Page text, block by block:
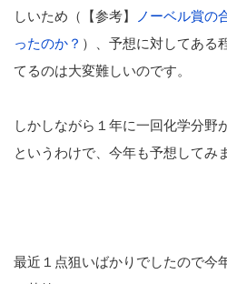
しいため（【参考】
ノーベル賞の
ったのか？ ）、予想に対してある
てるのは大変難しいのです。
しかしながら１年に一回化学分野
というわけで、今年も予想してみ
最近１点狙いばかりでしたので今